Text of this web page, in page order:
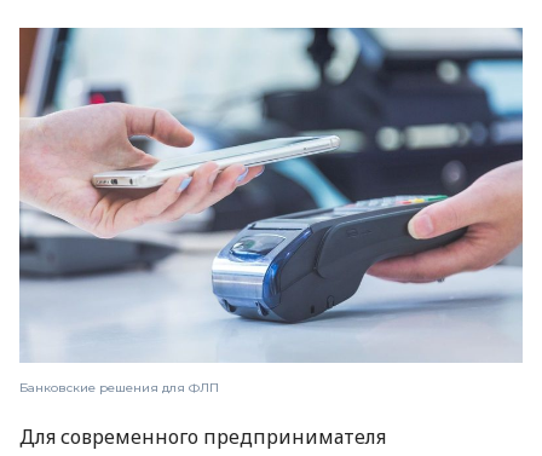
Банковские решения для ФЛП
Для современного предпринимателя